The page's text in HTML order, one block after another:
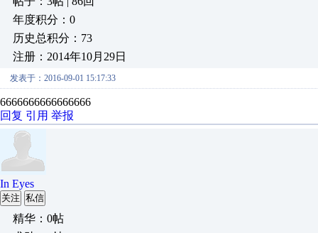
年度积分：0
历史总积分：73
注册：2014年10月29日
发表于：2016-09-01 15:17:33
6666666666666666
回复 引用 举报
In Eyes
关注 私信
精华：0帖